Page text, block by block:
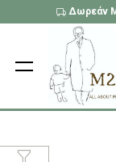
Δωρεάν